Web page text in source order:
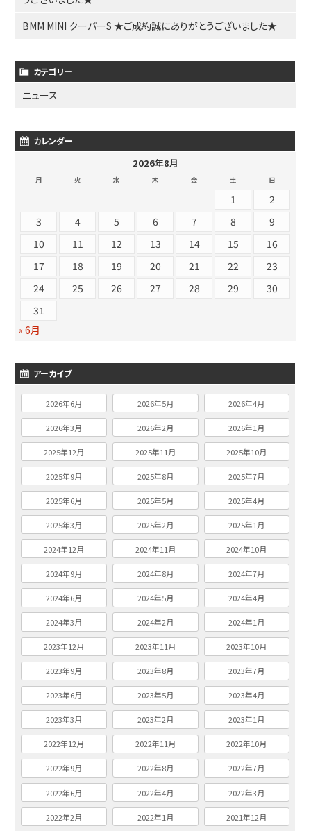
BMM MINI クーパーS ★ご成約誠にありがとうございました★
カテゴリー
ニュース
カレンダー
2026年8月
月 火 水 木 金 土 日
1
2
3
4 5 6 7 8
9
10
11 12 13 14 15
16
17
18 19 20 21 22
23
24
25 26 27 28 29
30
31
« 6月
アーカイブ
2026年6月 2026年5月 2026年4月
2026年3月 2026年2月 2026年1月
2025年12月 2025年11月 2025年10月
2025年9月 2025年8月 2025年7月
2025年6月 2025年5月 2025年4月
2025年3月 2025年2月 2025年1月
2024年12月 2024年11月 2024年10月
2024年9月 2024年8月 2024年7月
2024年6月 2024年5月 2024年4月
2024年3月 2024年2月 2024年1月
2023年12月 2023年11月 2023年10月
2023年9月 2023年8月 2023年7月
2023年6月 2023年5月 2023年4月
2023年3月 2023年2月 2023年1月
2022年12月 2022年11月 2022年10月
2022年9月 2022年8月 2022年7月
2022年6月 2022年4月 2022年3月
2022年2月 2022年1月 2021年12月